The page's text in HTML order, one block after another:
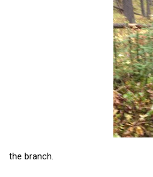
the branch.